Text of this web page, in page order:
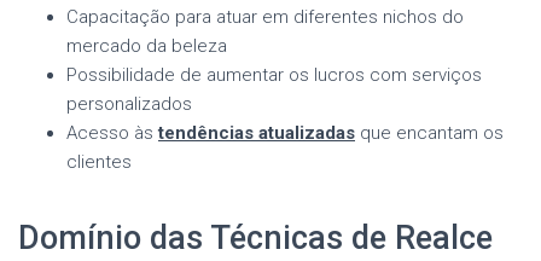
Capacitação para atuar em diferentes nichos do
mercado da beleza
Possibilidade de aumentar os lucros com serviços
personalizados
Acesso àstendências atualizadas que encantam os
clientes
Domínio das Técnicas de Realce